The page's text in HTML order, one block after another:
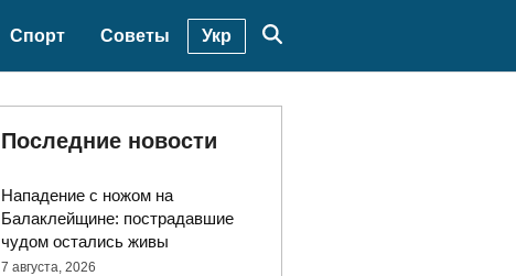
Спорт Советы Укр
Последние новости
Нападение с ножом на
Балаклейщине: пострадавшие
чудом остались живы
7 августа, 2026